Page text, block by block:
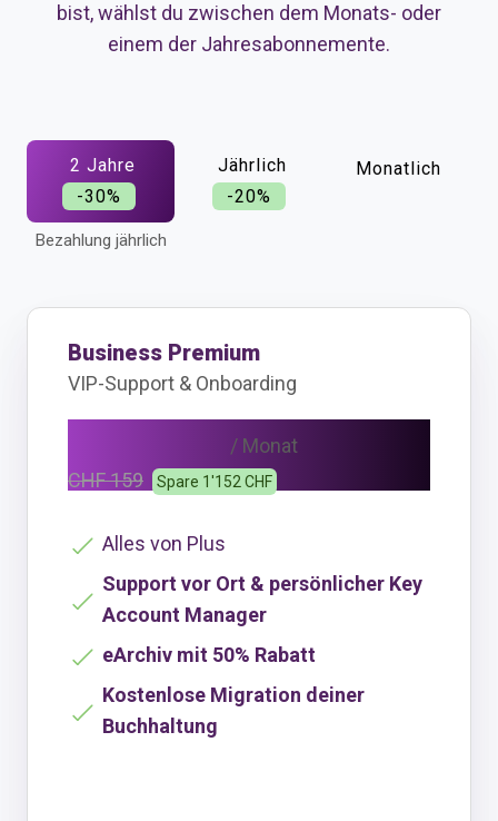
bist, wählst du zwischen dem Monats- oder
einem der Jahresabonnemente.
2 Jahre
-30%
Bezahlung jährlich
Jährlich
-20%
Monatlich
Business Premium
VIP-Support & Onboarding
/ Monat
CHF 159
Spare 1'152 CHF
Alles von Plus
Support vor Ort & persönlicher Key
Account Manager
eArchiv mit 50% Rabatt
Kostenlose Migration deiner
Buchhaltung